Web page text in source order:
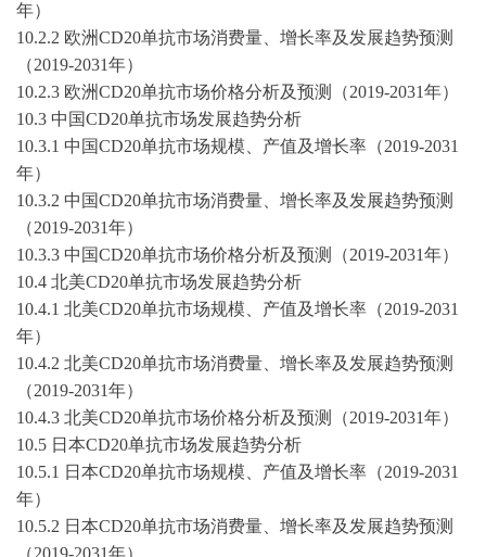
年）
10.2.2 欧洲CD20单抗市场消费量、增长率及发展趋势预测
（2019-2031年）
10.2.3 欧洲CD20单抗市场价格分析及预测（2019-2031年）
10.3 中国CD20单抗市场发展趋势分析
10.3.1 中国CD20单抗市场规模、产值及增长率（2019-2031
年）
10.3.2 中国CD20单抗市场消费量、增长率及发展趋势预测
（2019-2031年）
10.3.3 中国CD20单抗市场价格分析及预测（2019-2031年）
10.4 北美CD20单抗市场发展趋势分析
10.4.1 北美CD20单抗市场规模、产值及增长率（2019-2031
年）
10.4.2 北美CD20单抗市场消费量、增长率及发展趋势预测
（2019-2031年）
10.4.3 北美CD20单抗市场价格分析及预测（2019-2031年）
10.5 日本CD20单抗市场发展趋势分析
10.5.1 日本CD20单抗市场规模、产值及增长率（2019-2031
年）
10.5.2 日本CD20单抗市场消费量、增长率及发展趋势预测
（2019-2031年）